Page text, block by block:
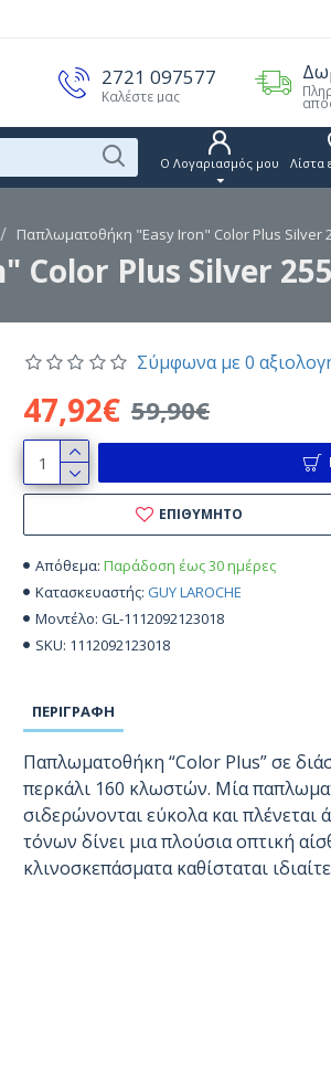
2721 097577
Καλέστε μας
Ο Λογαριασμός μου Λίστα
Παπλωματοθήκη "Easy Iron" Color Plus Silver
Plus Silver
Απόθεμα: Παράδοση έως 30 ημέρες
Κατασκευαστής: GUY LAROCHE
Μοντέλο: GL-1112092123018
SKU: 1112092123018
Σύμφωνα με 0
47,92€ 59,90€
ΕΠΙΘΥΜΗΤΌ
ΠΕΡΙΓΡΑΦΉ
Παπλωματοθήκη “Color Plus” σε
περκάλι 160 κλωστών. Μία
σιδερώνονται εύκολα και
τόνων δίνει μια πλούσια οπτική
κλινοσκεπάσματα καθίσταται